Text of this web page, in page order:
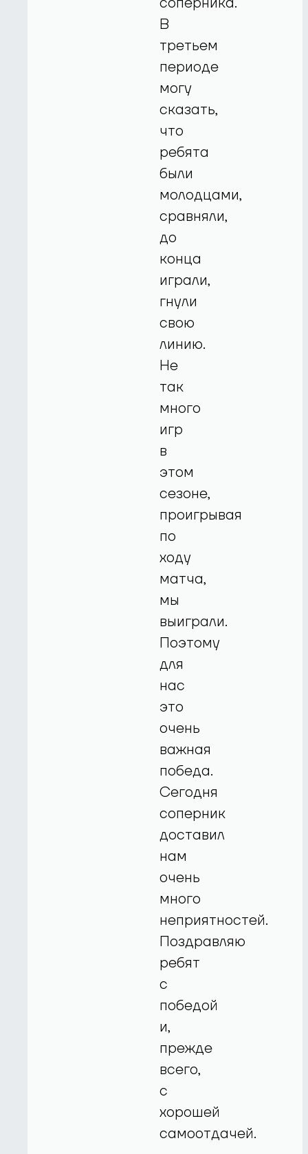
В
третьем
периоде
могу
сказать,
что
ребята
были
молодцами,
сравняли,
до
конца
играли,
гнули
свою
линию.
Не
так
много
игр
в
этом
сезоне,
проигрывая
по
ходу
матча,
мы
выиграли.
Поэтому
для
нас
это
очень
важная
победа.
Сегодня
соперник
доставил
нам
очень
много
неприятностей.
Поздравляю
ребят
с
победой
и,
прежде
всего,
с
хорошей
самоотдачей.